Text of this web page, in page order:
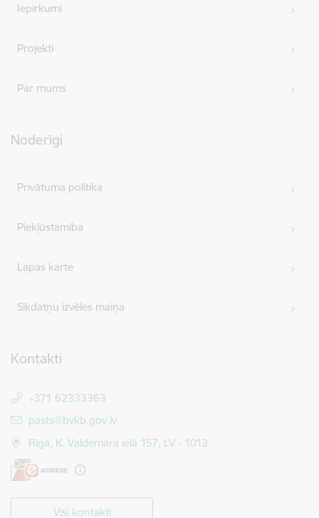
Iepirkumi
Projekti
Par mums
Noderīgi
Privātuma politika
Piekļūstamība
Lapas karte
Sīkdatņu izvēles maiņa
Kontakti
+371 62333363
E-pasts:
pasts@bvkb.gov.lv
Rīgā, K. Valdemāra ielā 157, LV - 1013
Visi kontakti